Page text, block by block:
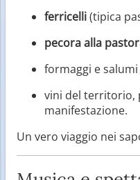
ferricelli(tipica
pecora alla
formaggi e salumi
vini del territorio,
manifestazione.
Un vero viaggio nei